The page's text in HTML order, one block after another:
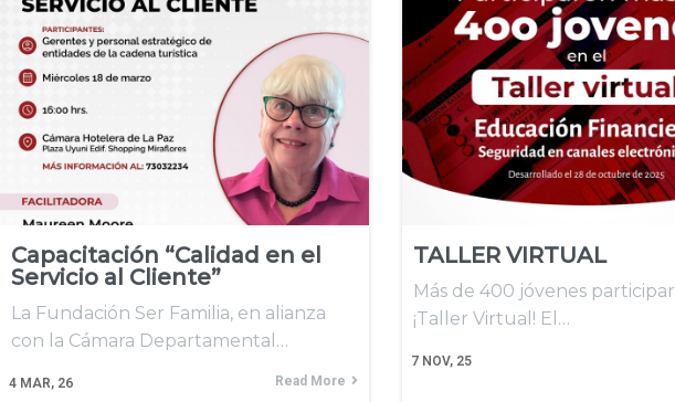
Capacitación “Calidad en el
Servicio al Cliente”
4 MAR, 26
La Fundación Ser Familia, en alianza
con la Cámara Departamental…
Read More
TALLER VIRTUAL
7 NOV, 25
Más de 400 jóvenes
¡Taller Virtual! El…